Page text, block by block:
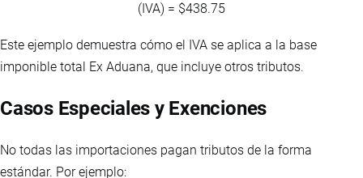
(IVA) = $438.75
Este ejemplo demuestra cómo el IVA se aplica a la base
imponible total Ex Aduana, que incluye otros tributos.
Casos Especiales y Exenciones
No todas las importaciones pagan tributos de la forma
estándar. Por ejemplo: